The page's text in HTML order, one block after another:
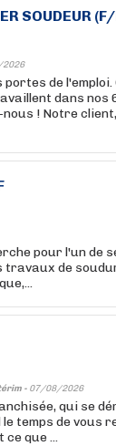
SOUDEUR
de l'emploi.
dans nos
! Notre
pour l'un de
de
- 07/08/2026
qui se
temps de vous
que ...